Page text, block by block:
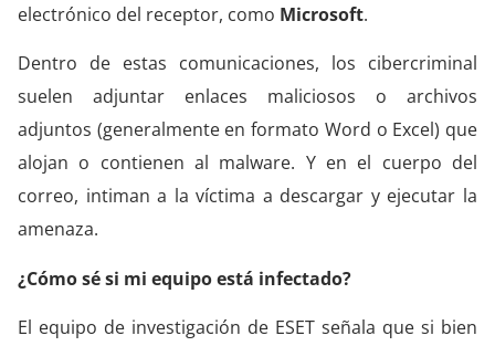
electrónico del receptor, como Microsoft.
Dentro de estas comunicaciones, los cibercriminal
suelen adjuntar enlaces maliciosos o archivos
adjuntos (generalmente en formato Word o Excel) que
alojan o contienen al malware. Y en el cuerpo del
correo, intiman a la víctima a descargar y ejecutar la
amenaza.
¿Cómo sé si mi equipo está infectado?
El equipo de investigación de ESET señala que si bien